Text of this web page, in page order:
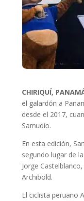
CHIRIQUÍ,
el galardón a
desde el 2017,
Samudio.
En esta edición,
segundo lugar de
Jorge
Archibold.
El ciclista peruano